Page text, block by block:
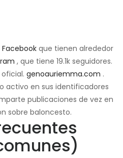
Facebook que tienen alrededor
, que tiene 19.1k seguidores.
genoauriemma.com .
activo en sus identificadores
publicaciones de vez en
sobre baloncesto.